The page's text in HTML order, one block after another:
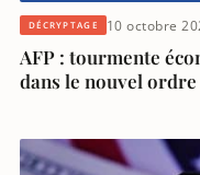
DÉCRYPTAGE 10 octobre
AFP : tourmente
dans le nouvel